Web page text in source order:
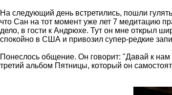
На следующий день встретились, пошли
что Сан на тот момент уже лет 7 медитацию
дело, в гости к Андрюхе. Тут он мне открыл
спокойно в США и привозил супер-редкие
Понеслось общение. Он говорит: "Давай к
третий альбом Пятницы, который он